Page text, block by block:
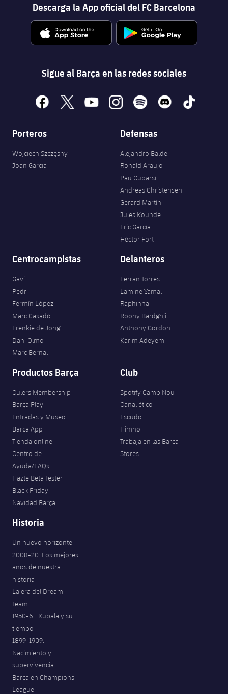
Descarga la App oficial del FC Barcelona
Sigue al Barça en las redes sociales
facebook
x youtubeinstagramspotify discord tiktok
Porteros
Wojciech Szczęsny
Joan Garcia
Defensas
Alejandro Balde
Ronald Araujo
Pau Cubarsí
Andreas Christensen
Gerard Martín
Jules Kounde
Eric García
Héctor Fort
Centrocampistas
Gavi
Pedri
Fermín López
Marc Casadó
Frenkie de Jong
Dani Olmo
Marc Bernal
Delanteros
Ferran Torres
Lamine Yamal
Raphinha
Roony Bardghji
Anthony Gordon
Karim Adeyemi
Productos Barça
Culers Membership
Barça Play
Entradas y Museo
Barça App
Tienda online
Centro de
Ayuda/FAQs
Hazte Beta Tester
Black Friday
Navidad Barça
Club
Spotify Camp Nou
Canal ético
Escudo
Himno
Trabaja en las Barça
Stores
Historia
Un nuevo horizonte
2008-20. Los mejores
años de nuestra
historia
La era del Dream
Team
1950-61. Kubala y su
tiempo
1899-1909.
Nacimiento y
supervivencia
Barça en Champions
League